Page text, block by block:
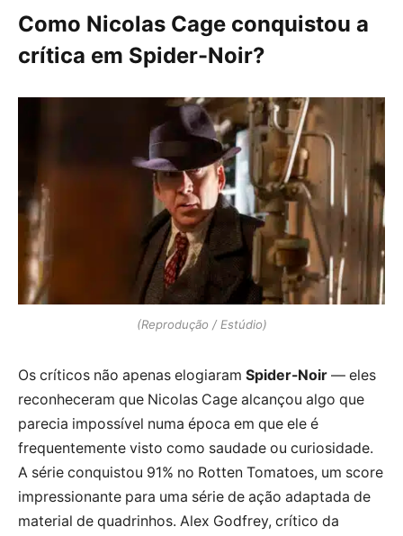
Como Nicolas Cage conquistou a
crítica em Spider-Noir?
(Reprodução / Estúdio)
Os críticos não apenas elogiaram Spider-Noir — eles
reconheceram que Nicolas Cage alcançou algo que
parecia impossível numa época em que ele é
frequentemente visto como saudade ou curiosidade.
A série conquistou 91% no Rotten Tomatoes, um score
impressionante para uma série de ação adaptada de
material de quadrinhos. Alex Godfrey, crítico da